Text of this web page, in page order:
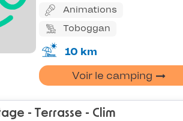
Animations
Toboggan
10 km
Voir le camping
- Terrasse - Clim